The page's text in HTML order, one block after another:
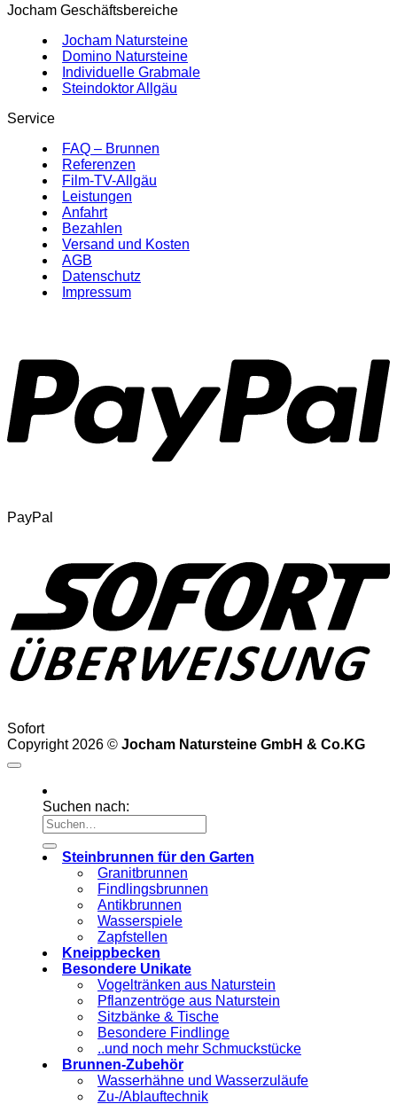
Jocham Geschäftsbereiche
Jocham Natursteine
Domino Natursteine
Individuelle Grabmale
Steindoktor Allgäu
Service
FAQ – Brunnen
Referenzen
Film-TV-Allgäu
Leistungen
Anfahrt
Bezahlen
Versand und Kosten
AGB
Datenschutz
Impressum
PayPal
Sofort
Copyright 2026 © Jocham Natursteine GmbH & Co.KG
Suchen nach:
Steinbrunnen für den Garten
Granitbrunnen
Findlingsbrunnen
Antikbrunnen
Wasserspiele
Zapfstellen
Kneippbecken
Besondere Unikate
Vogeltränken aus Naturstein
Pflanzentröge aus Naturstein
Sitzbänke & Tische
Besondere Findlinge
..und noch mehr Schmuckstücke
Brunnen-Zubehör
Wasserhähne und Wasserzuläufe
Zu-/Ablauftechnik